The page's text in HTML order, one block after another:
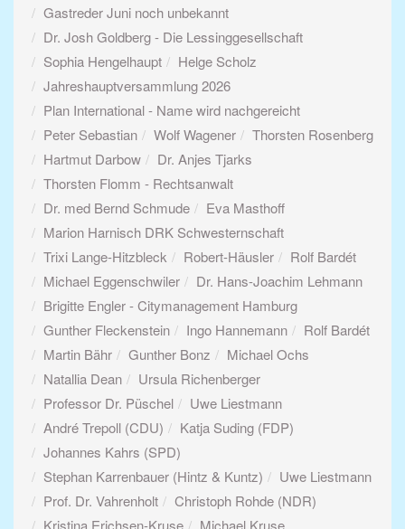
Gastreder Juni noch unbekannt
Dr. Josh Goldberg - Die Lessinggesellschaft
Sophia Hengelhaupt
Helge Scholz
Jahreshauptversammlung 2026
Plan International - Name wird nachgereicht
Peter Sebastian
Wolf Wagener
Thorsten Rosenberg
Hartmut Darbow
Dr. Anjes Tjarks
Thorsten Flomm - Rechtsanwalt
Dr. med Bernd Schmude
Eva Masthoff
Marion Harnisch DRK Schwesternschaft
Trixi Lange-Hitzbleck
Robert-Häusler
Rolf Bardét
Michael Eggenschwiler
Dr. Hans-Joachim Lehmann
Brigitte Engler - Citymanagement Hamburg
Gunther Fleckenstein
Ingo Hannemann
Rolf Bardét
Martin Bähr
Gunther Bonz
Michael Ochs
Natallia Dean
Ursula Richenberger
Professor Dr. Püschel
Uwe Liestmann
André Trepoll (CDU)
Katja Suding (FDP)
Johannes Kahrs (SPD)
Stephan Karrenbauer (Hintz & Kuntz)
Uwe Liestmann
Prof. Dr. Vahrenholt
Christoph Rohde (NDR)
Kristina Erichsen-Kruse
Michael Kruse